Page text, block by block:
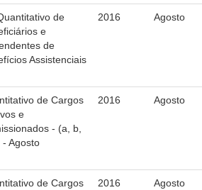
do Primeiro Grau
de Jurisprudência
de Pessoas
Integral à Saúde de Magistrados e
de
e
de
Assistenciais
2016 Agosto
de Cargos
e
- (a, b,
- Agosto
2016 Agosto
de Cargos
2016 Agosto